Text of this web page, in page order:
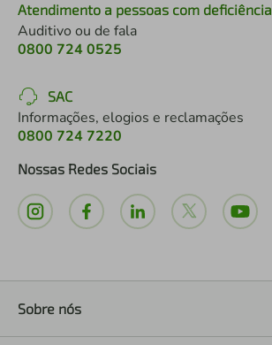
Atendimento a pessoas com deficiência
Auditivo ou de fala
0800 724 0525
SAC
Informações, elogios e reclamações
0800 724 7220
Nossas Redes Sociais
Sobre nós